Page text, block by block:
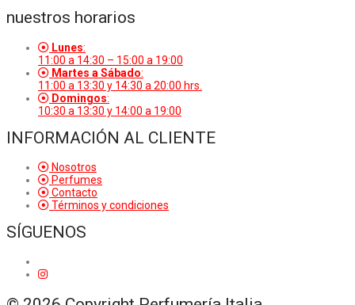
nuestros horarios
Lunes:
11:00 a 14:30 – 15:00 a 19:00
Martes a Sábado:
11:00 a 13:30 y 14:30 a 20:00 hrs.
Domingos:
10:30 a 13:30 y 14:00 a 19:00
INFORMACIÓN AL CLIENTE
Nosotros
Perfumes
Contacto
Términos y condiciones
SÍGUENOS